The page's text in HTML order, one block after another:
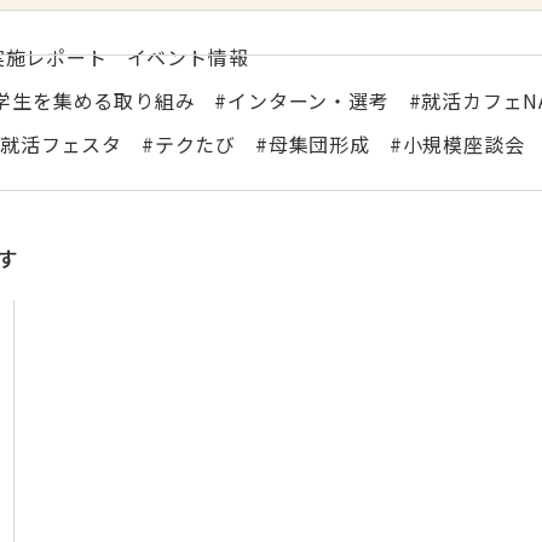
施レポート
イベント情報
生を集める取り組み
インターン・選考
就活カフェ
活フェスタ
テクたび 母集団形成 小規模座談会